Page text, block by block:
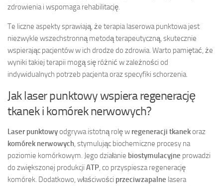
zdrowienia i wspomaga rehabilitację.
Te liczne aspekty sprawiają, że terapia laserowa punktowa jest
niezwykle wszechstronną metodą terapeutyczną, skutecznie
wspierając pacjentów w ich drodze do zdrowia. Warto pamiętać, że
wyniki takiej terapii mogą się różnić w zależności od
indywidualnych potrzeb pacjenta oraz specyfiki schorzenia.
Jak laser punktowy wspiera regenerację
tkanek i komórek nerwowych?
Laser punktowyodgrywa istotną rolę w regeneracji tkanekoraz
komórek nerwowych, stymulując biochemiczne procesy na
poziomie komórkowym. Jego działanie biostymulacyjne prowadzi
do zwiększonej produkcji ATP, co przyspiesza regenerację
komórek. Dodatkowo, właściwości przeciwzapalne lasera